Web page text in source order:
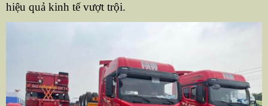
hiệu quả kinh tế vượt trội.